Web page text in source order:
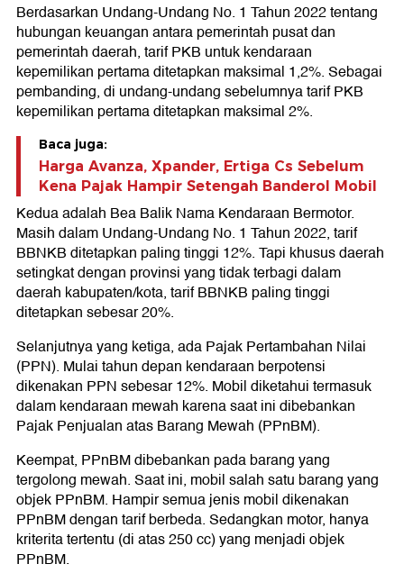
Berdasarkan Undang-Undang No. 1 Tahun 2022 tentang
hubungan keuangan antara pemerintah pusat dan
pemerintah daerah, tarif PKB untuk kendaraan
kepemilikan pertama ditetapkan maksimal 1,2%. Sebagai
pembanding, di undang-undang sebelumnya tarif PKB
kepemilikan pertama ditetapkan maksimal 2%.
Baca juga:
Harga Avanza, Xpander, Ertiga Cs Sebelum
Kena Pajak Hampir Setengah Banderol Mobil
Kedua adalah Bea Balik Nama Kendaraan Bermotor.
Masih dalam Undang-Undang No. 1 Tahun 2022, tarif
BBNKB ditetapkan paling tinggi 12%. Tapi khusus daerah
setingkat dengan provinsi yang tidak terbagi dalam
daerah kabupaten/kota, tarif BBNKB paling tinggi
ditetapkan sebesar 20%.
Selanjutnya yang ketiga, ada Pajak Pertambahan Nilai
(PPN). Mulai tahun depan kendaraan berpotensi
dikenakan PPN sebesar 12%. Mobil diketahui termasuk
dalam kendaraan mewah karena saat ini dibebankan
Pajak Penjualan atas Barang Mewah (PPnBM).
Keempat, PPnBM dibebankan pada barang yang
tergolong mewah. Saat ini, mobil salah satu barang yang
objek PPnBM. Hampir semua jenis mobil dikenakan
PPnBM dengan tarif berbeda. Sedangkan motor, hanya
kriterita tertentu (di atas 250 cc) yang menjadi objek
PPnBM.